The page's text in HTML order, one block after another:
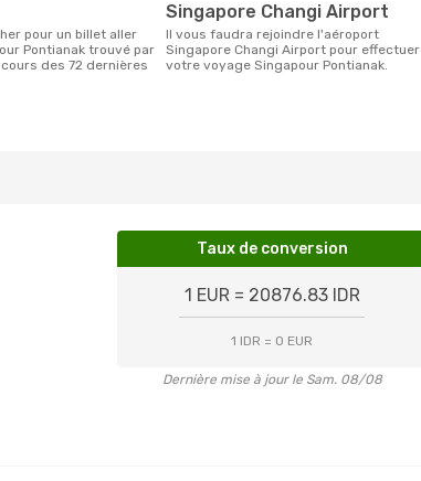
Pontianak trouvé par
des 72 dernières
Singapore Changi Airport
Il vous faudra rejoindre l'aéroport
Singapore Changi Airport pour effectuer
votre voyage Singapour Pontianak.
Taux de conversion
1 EUR = 20876.83 IDR
1 IDR = 0 EUR
Dernière mise à jour le Sam. 08/08